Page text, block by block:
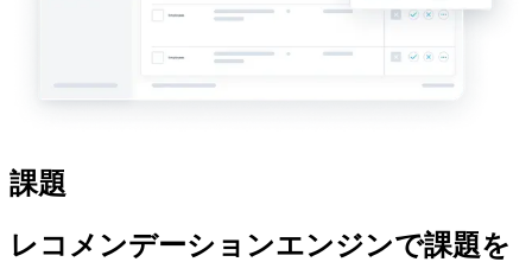
課題
レコメンデーションエンジンで課題を